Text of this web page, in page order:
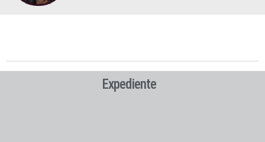
Expediente